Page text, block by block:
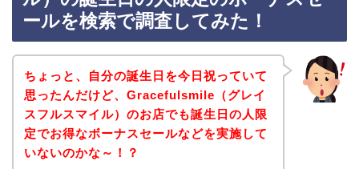
ールを検索で調査してみた！
ちょっと、自分の誕生日を今日祝っていて
思ったんだけど、Gracefulsmile（グレイ
スフルスマイル）のお店でも誕生日の人限
定でお得なボーナスセールなどを実施して
いないのかな～！？